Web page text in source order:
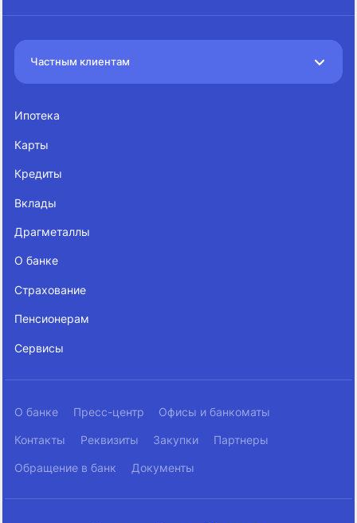
Частным клиентам
Ипотека
Карты
Кредиты
Вклады
Драгметаллы
О банке
Страхование
Пенсионерам
Сервисы
О банке Пресс-центр Офисы и банкоматы
Контакты Реквизиты Закупки Партнеры
Обращение в банк Документы